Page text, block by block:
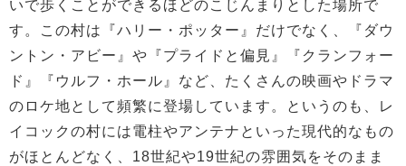
いで歩くことができるほどのこじんまりとした場所で
す。この村は『ハリー・ポッター』だけでなく、『ダウ
ントン・アビー』や『プライドと偏見』『クランフォー
ド』『ウルフ・ホール』など、たくさんの映画やドラマ
のロケ地として頻繁に登場しています。というのも、レ
イコックの村には電柱やアンテナといった現代的なもの
がほとんどなく、18世紀や19世紀の雰囲気をそのまま